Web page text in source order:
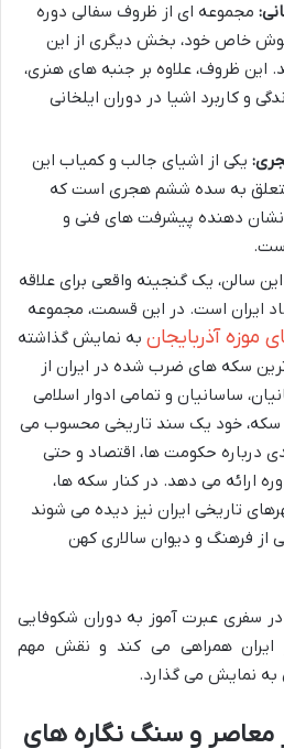
مجموعه ای از ظروف سفالی دوره
خاص خود، بخش دیگری از این
این ظروف، علاوه بر جنبه های هنری،
و کاربرد اشیا در دوران ایلخانی
یکی از اشیای جالب و کمیاب این
به سده ششم هجری است که
نشان دهنده پیشرفت های فنی و
این سالن، یک گنجینه واقعی برای علاقه
ایران است. در این قسمت، مجموعه
موزه آذربایجان به نمایش گذاشته
سکه های ضرب شده در ایران از
ساسانیان و تمامی ادوار اسلامی
سکه، خود یک سند تاریخی محسوب می
درباره حکومت ها، اقتصاد و حتی
ارائه می دهد. در کنار سکه ها،
تاریخی ایران نیز دیده می شوند
از فرهنگ و دیوان سالاری کهن
در سفری عبرت آموز به دوران شکوفایی
ایران همراهی می کند و نقش مهم
به نمایش می گذارد.
معاصر و سنگ نگاره های